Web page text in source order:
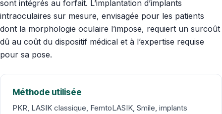
sont intégrés au forfait. L’implantation d’implants
intraoculaires sur mesure, envisagée pour les patients
dont la morphologie oculaire l’impose, requiert un surcoût
dû au coût du dispositif médical et à l’expertise requise
pour sa pose.
Méthode utilisée
PKR, LASIK classique, FemtoLASIK, Smile, implants